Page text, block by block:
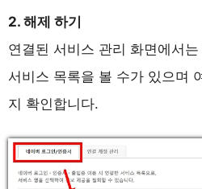
2. 해제 하기
연결된 서비스 관리 화면에서
서비스 목록을 볼 수가 있으며
지 확인합니다.